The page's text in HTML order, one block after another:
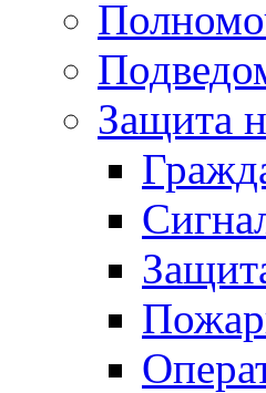
Защита